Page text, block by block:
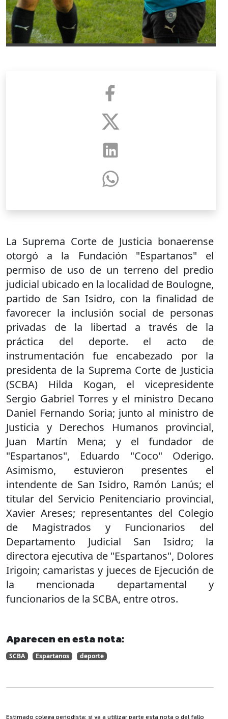
La Suprema Corte de Justicia bonaerense
otorgó a la Fundación "Espartanos" el
permiso de uso de un terreno del predio
judicial ubicado en la localidad de Boulogne,
partido de San Isidro, con la finalidad de
favorecer la inclusión social de personas
privadas de la libertad a través de la
práctica del deporte. el acto de
instrumentación fue encabezado por la
presidenta de la Suprema Corte de Justicia
(SCBA) Hilda Kogan, el vicepresidente
Sergio Gabriel Torres y el ministro Decano
Daniel Fernando Soria; junto al ministro de
Justicia y Derechos Humanos provincial,
Juan Martín Mena; y el fundador de
"Espartanos", Eduardo "Coco" Oderigo.
Asimismo, estuvieron presentes el
intendente de San Isidro, Ramón Lanús; el
titular del Servicio Penitenciario provincial,
Xavier Areses; representantes del Colegio
de Magistrados y Funcionarios del
Departamento Judicial San Isidro; la
directora ejecutiva de "Espartanos", Dolores
Irigoin; camaristas y jueces de Ejecución de
la mencionada departamental y
funcionarios de la SCBA, entre otros.
Aparecen en esta nota:
SCBA Espartanos deporte
Estimado colega periodista: si va a utilizar parte esta nota o del fallo